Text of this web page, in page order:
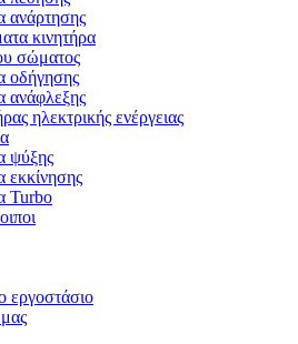
ανάρτησης
κινητήρα
σώματος
οδήγησης
ανάφλεξης
ηλεκτρικής ενέργειας
ψύξης
εκκίνησης
Turbo
εργοστάσιο